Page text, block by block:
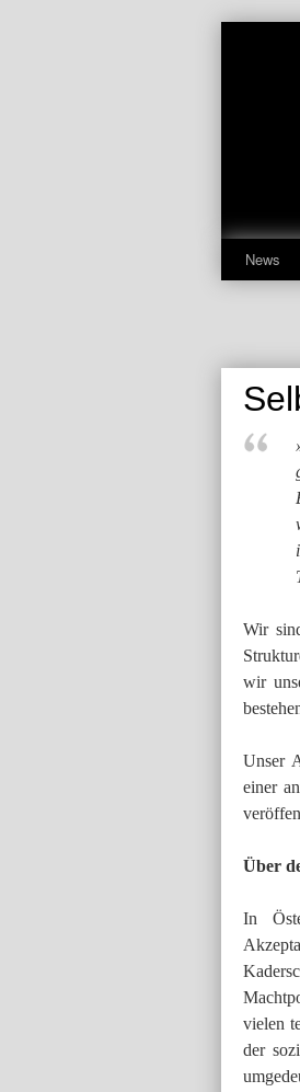
News
Wir
wir
Unser
einer
Über
In
vielen
der